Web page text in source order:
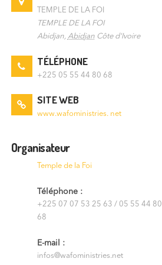
TEMPLE DE LA FOI
TEMPLE DE LA FOI
Abidjan, Abidjan Côte d'Ivoire
TÉLÉPHONE
+225 05 55 44 80 68
SITE WEB
www.wafoministries. net
Organisateur
Temple de la Foi
Téléphone :
+225 07 07 53 25 63 / 05 55 44 80
68
E-mail :
infos@wafoministries.net